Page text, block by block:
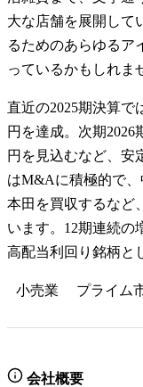
大な店舗を展開して
るためのあらゆるア
っているかもしれま
直近の2025期決算で
円を達成。次期2026
円を見込むなど、安
はM&Aに積極的で、
本田を買収するなど
います。12期連続の
高配当利回り銘柄と
小売業 プライム
会社概要